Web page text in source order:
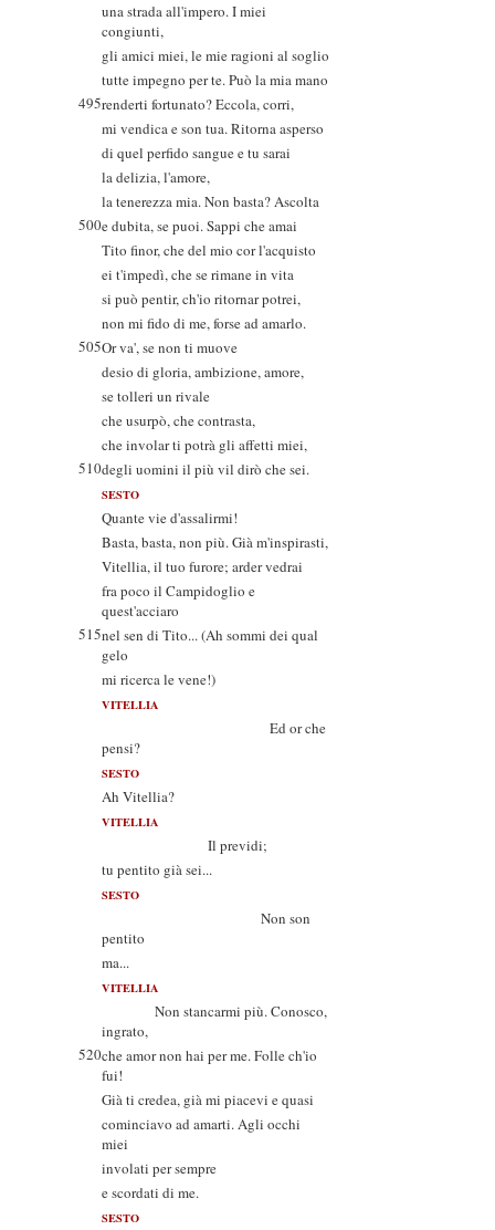
una strada all'impero. I miei
congiunti,
gli amici miei, le mie ragioni al soglio
tutte impegno per te. Può la mia mano
495renderti fortunato? Eccola, corri,
mi vendica e son tua. Ritorna asperso
di quel perfido sangue e tu sarai
la delizia, l'amore,
la tenerezza mia. Non basta? Ascolta
500e dubita, se puoi. Sappi che amai
Tito finor, che del mio cor l'acquisto
ei t'impedì, che se rimane in vita
si può pentir, ch'io ritornar potrei,
non mi fido di me, forse ad amarlo.
505Or va', se non ti muove
desio di gloria, ambizione, amore,
se tolleri un rivale
che usurpò, che contrasta,
che involar ti potrà gli affetti miei,
510degli uomini il più vil dirò che sei.
SESTO
Quante vie d'assalirmi!
Basta, basta, non più. Già m'inspirasti,
Vitellia, il tuo furore; arder vedrai
fra poco il Campidoglio e
quest'acciaro
515nel sen di Tito... (Ah sommi dei qual
gelo
mi ricerca le vene!)
VITELLIA
Ed or che
pensi?
SESTO
Ah Vitellia?
VITELLIA
Il previdi;
tu pentito già sei...
SESTO
Non son
pentito
ma...
VITELLIA
Non stancarmi più. Conosco,
ingrato,
520che amor non hai per me. Folle ch'io
fui!
Già ti credea, già mi piacevi e quasi
cominciavo ad amarti. Agli occhi
miei
involati per sempre
e scordati di me.
SESTO